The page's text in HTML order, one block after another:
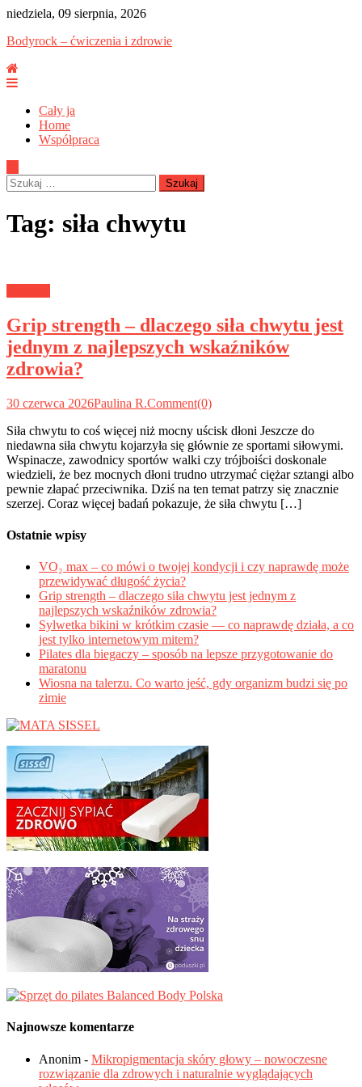
Skip
content
niedziela, 09 sierpnia, 2026
Bodyrock – ćwiczenia i zdrowie
Cały ja
Home
Współpraca
Szukaj:
Tag: siła chwytu
Grip strength – dlaczego siła chwytu jest
jednym z najlepszych wskaźników
zdrowia?
30 czerwca 2026Paulina R.Comment(0)
Siła chwytu to coś więcej niż mocny uścisk dłoni Jeszcze do
niedawna siła chwytu kojarzyła się głównie ze sportami siłowymi.
Wspinacze, zawodnicy sportów walki czy trójboiści doskonale
wiedzieli, że bez mocnych dłoni trudno utrzymać ciężar sztangi albo
pewnie złapać przeciwnika. Dziś na ten temat patrzy się znacznie
szerzej. Coraz więcej badań pokazuje, że siła chwytu […]
Ostatnie wpisy
VO₂ max – co mówi o twojej kondycji i czy naprawdę może
przewidywać długość życia?
Grip strength – dlaczego siła chwytu jest jednym z
najlepszych wskaźników zdrowia?
Sylwetka bikini w krótkim czasie — co naprawdę działa, a co
jest tylko internetowym mitem?
Pilates dla biegaczy – sposób na lepsze przygotowanie do
maratonu
Wiosna na talerzu. Co warto jeść, gdy organizm budzi się po
zimie
Najnowsze komentarze
Anonim - Mikropigmentacja skóry głowy – nowoczesne
rozwiązanie dla zdrowych i naturalnie wyglądających